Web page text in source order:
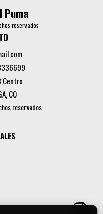
Puma
reservados
Centro
CO
reservados